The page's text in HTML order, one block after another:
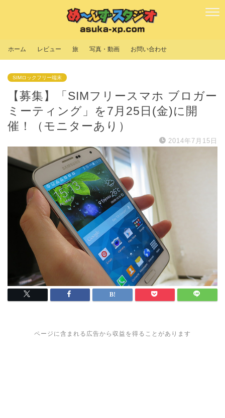
ホーム レビュー 旅 写真・動画 お問い合わせ
SIMロックフリー端末
【募集】「SIMフリースマホ ブロガー
ミーティング」を7月25日(金)に開
催！（モニターあり）
2014年7月15日
ページに含まれる広告から収益を得ることがあります